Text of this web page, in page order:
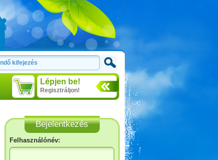
Lépjen be!
Regisztráljon!
Bejelentkezés
Felhasználónév: